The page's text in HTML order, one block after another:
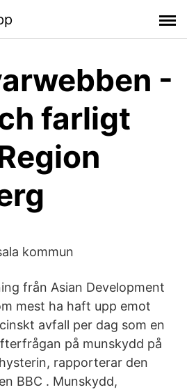
-
farligt
kommun
från Asian Development
mest ha haft upp emot
avfall per dag som en
på munskydd på
rapporterar den
BBC . Munskydd,